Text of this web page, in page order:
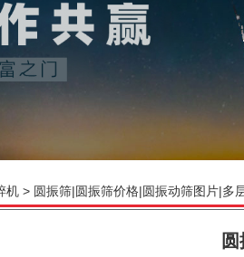
机 > 圆振筛|圆振筛价格|圆振动筛图片|多